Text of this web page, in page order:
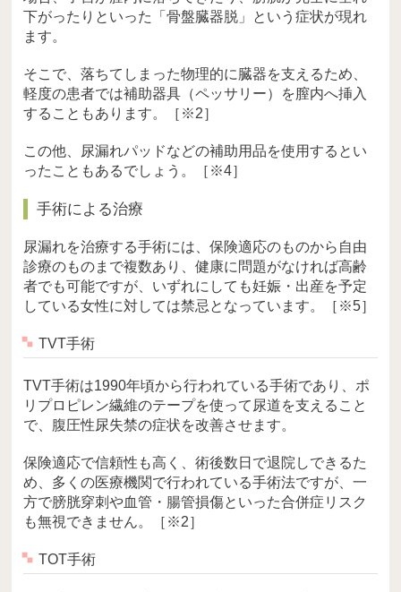
下がったりといった「骨盤臓器脱」という症状が現れ
ます。
そこで、落ちてしまった物理的に臓器を支えるため、
軽度の患者では補助器具（ペッサリー）を膣内へ挿入
することもあります。［※2］
この他、尿漏れパッドなどの補助用品を使用するとい
ったこともあるでしょう。［※4］
手術による治療
尿漏れを治療する手術には、保険適応のものから自由
診療のものまで複数あり、健康に問題がなければ高齢
者でも可能ですが、いずれにしても妊娠・出産を予定
している女性に対しては禁忌となっています。［※5］
TVT手術
TVT手術は1990年頃から行われている手術であり、ポ
リプロピレン繊維のテープを使って尿道を支えること
で、腹圧性尿失禁の症状を改善させます。
保険適応で信頼性も高く、術後数日で退院しできるた
め、多くの医療機関で行われている手術法ですが、一
方で膀胱穿刺や血管・腸管損傷といった合併症リスク
も無視できません。［※2］
TOT手術